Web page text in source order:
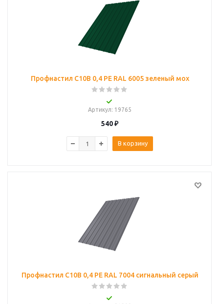
Профнастил С10B 0,4 PE RAL 6005 зеленый мох
Артикул: 19765
540₽
В корзину
Профнастил С10B 0,4 PE RAL 7004 сигнальный серый